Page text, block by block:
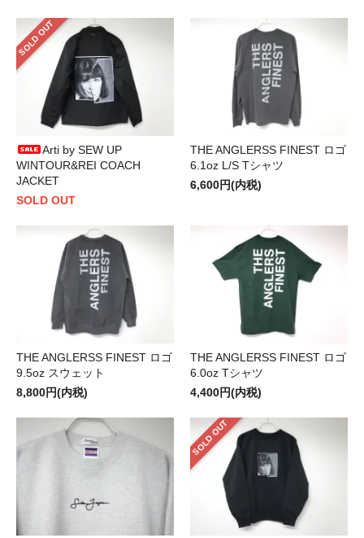
SOLD OUT
Arti by SEW UP
WINTOUR&REI COACH
JACKET
SOLD OUT
THE ANGLERSS FINEST ロゴ
6.1oz L/S Tシャツ
6,600円(内税)
THE ANGLERSS FINEST ロゴ
9.5oz スウェット
8,800円(内税)
THE ANGLERSS FINEST ロゴ
6.0oz Tシャツ
4,400円(内税)
SOLD OUT